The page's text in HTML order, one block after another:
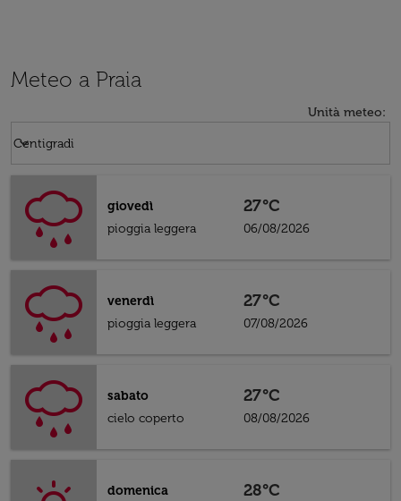
Meteo a Praia
Unità meteo:
Centigradi
keyboard_arrow_down
giovedì
pioggia leggera
27°C
06/08/2026
venerdì
pioggia leggera
27°C
07/08/2026
sabato
cielo coperto
27°C
08/08/2026
domenica
28°C